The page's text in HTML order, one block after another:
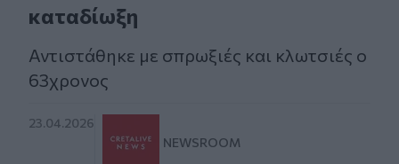
καταδίωξη
Αντιστάθηκε με σπρωξιές και κλωτσιές ο
63χρονος
23.04.2026
NEWSROOM